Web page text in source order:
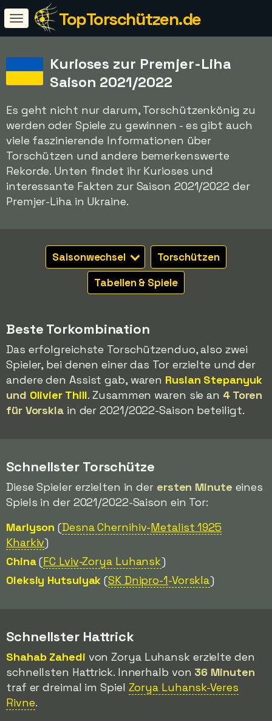
TopTorschützen.de
Kurioses zur Premjer-Liha
Saison 2021/2022
Es geht nicht nur darum, Torschützenkönig zu
werden oder Spiele zu gewinnen - es gibt auch
viele faszinierende Informationen über
Torschützen und andere bemerkenswerte
Rekorde. Unten findet ihr Kurioses und
interessante Fakten zur Saison 2021/2022 der
Premjer-Liha in Ukraine.
Saisonwechsel
Torschützen
Tabellen & Spiele
Beste Torkombination
Das erfolgreichste Torschützenduo, also zwei
Spieler, bei denen einer das Tor erzielte und der
andere den Assist gab, waren Ruslan Stepanyuk
und Olivier Thill. Zusammen waren sie an 4 Toren
für Vorsklain der 2021/2022-Saison beteiligt.
Schnellster Torschütze
Diese Spieler erzielten in der ersten Minute eines
Spiels in der 2021/2022-Saison ein Tor:
Marlyson (Desna Chernihiv-Metalist 1925
Kharkiv)
China(FC Lviv-Zorya Luhansk)
Oleksiy Hutsulyak (SK Dnipro-1-Vorskla)
Schnellster Hattrick
Shahab Zahedi von Zorya Luhansk erzielte den
schnellsten Hattrick. Innerhalb von 36 Minuten
traf er dreimal im Spiel Zorya Luhansk-Veres
Rivne.